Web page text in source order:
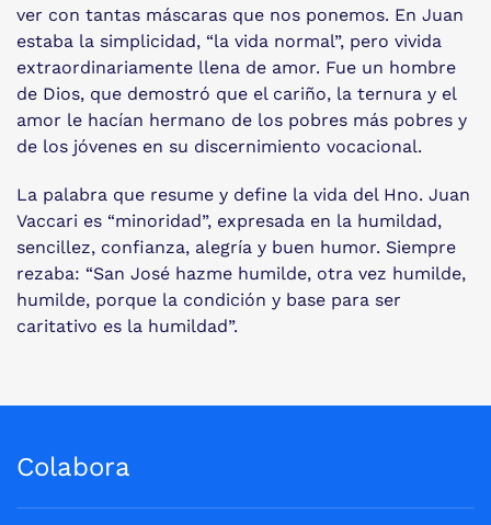
ver con tantas máscaras que nos ponemos. En Juan
estaba la simplicidad, “la vida normal”, pero vivida
extraordinariamente llena de amor. Fue un hombre
de Dios, que demostró que el cariño, la ternura y el
amor le hacían hermano de los pobres más pobres y
de los jóvenes en su discernimiento vocacional.
La palabra que resume y define la vida del Hno. Juan
Vaccari es “minoridad”, expresada en la humildad,
sencillez, confianza, alegría y buen humor. Siempre
rezaba: “San José hazme humilde, otra vez humilde,
humilde, porque la condición y base para ser
caritativo es la humildad”.
Colabora